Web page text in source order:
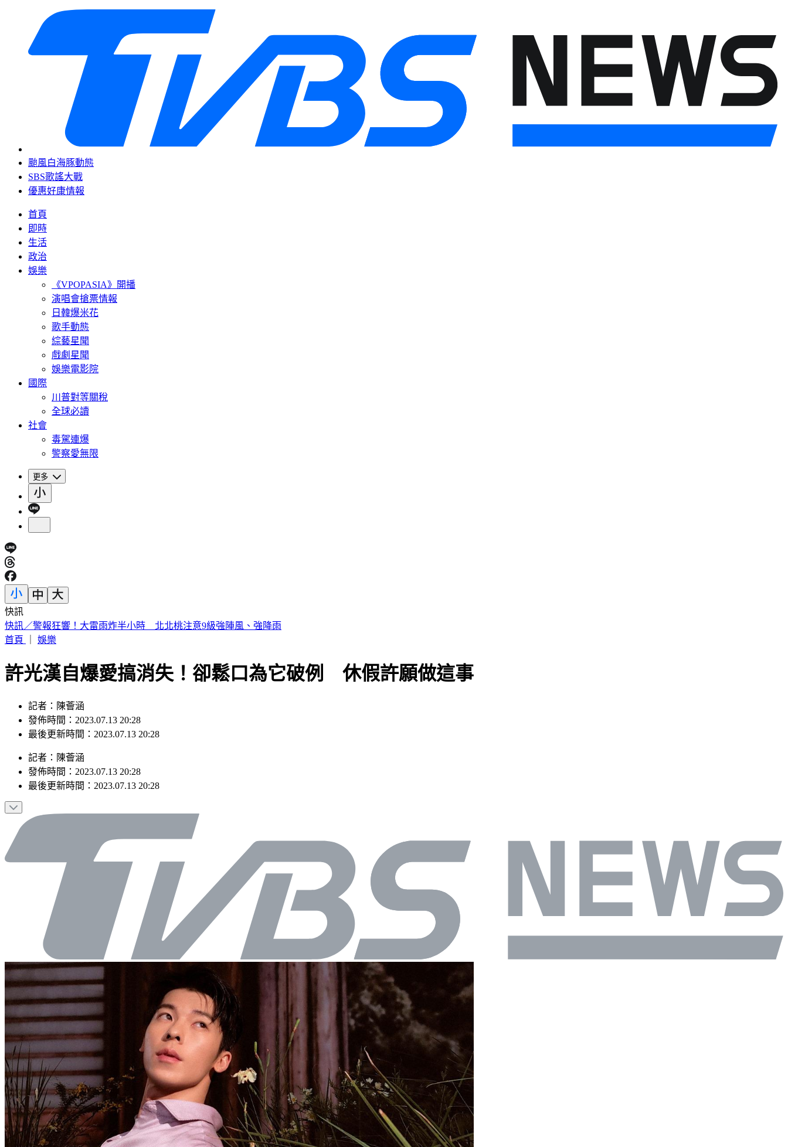
颱風白海豚動態
SBS歌謠大戰
優惠好康情報
首頁
即時
生活
政治
娛樂
《VPOPASIA》開播
演唱會搶票情報
日韓爆米花
歌手動態
綜藝星聞
戲劇星聞
娛樂電影院
國際
川普對等關稅
全球必讀
社會
毒駕連爆
警察愛無限
更多
快訊
警戒狂響！白海豚逼近 氣象署巨浪告警：花蓮6鄉鎮列警戒
首頁
娛樂
許光漢自爆愛搞消失！卻鬆口為它破例 休假許願做這事
記者：陳薈涵
發佈時間：2023.07.13 20:28
最後更新時間：2023.07.13 20:28
記者 ： 陳薈涵
發佈時間： 2023.07.13 20:28
最後更新時間： 2023.07.13 20:28